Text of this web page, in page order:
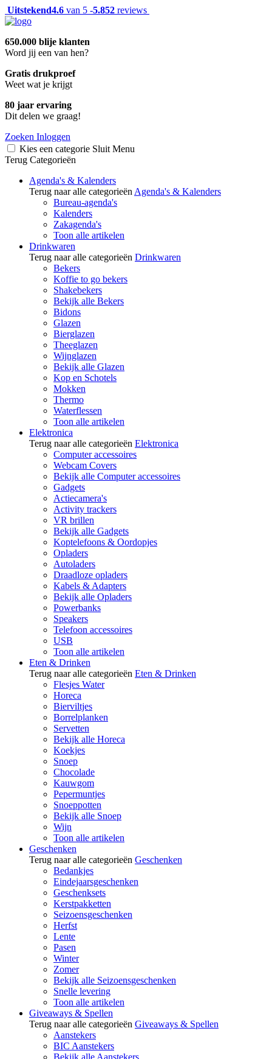
Uitstekend4.6 van 5 -5.852 reviews
650.000 blije klanten
Word jij een van hen?
Gratis drukproef
Weet wat je krijgt
80 jaar ervaring
Dit delen we graag!
Zoeken Inloggen
Kies een categorie Sluit Menu
Terug Categorieën
Agenda's & Kalenders
Terug naar alle categorieën Agenda's & Kalenders
Bureau-agenda's
Kalenders
Zakagenda's
Toon alle artikelen
Drinkwaren
Terug naar alle categorieën Drinkwaren
Bekers
Koffie to go bekers
Shakebekers
Bekijk alle Bekers
Bidons
Glazen
Bierglazen
Theeglazen
Wijnglazen
Bekijk alle Glazen
Kop en Schotels
Mokken
Thermo
Waterflessen
Toon alle artikelen
Elektronica
Terug naar alle categorieën Elektronica
Computer accessoires
Webcam Covers
Bekijk alle Computer accessoires
Gadgets
Actiecamera's
Activity trackers
VR brillen
Bekijk alle Gadgets
Koptelefoons & Oordopjes
Opladers
Autoladers
Draadloze opladers
Kabels & Adapters
Bekijk alle Opladers
Powerbanks
Speakers
Telefoon accessoires
USB
Toon alle artikelen
Eten & Drinken
Terug naar alle categorieën Eten & Drinken
Flesjes Water
Horeca
Bierviltjes
Borrelplanken
Servetten
Bekijk alle Horeca
Koekjes
Snoep
Chocolade
Kauwgom
Pepermuntjes
Snoeppotten
Bekijk alle Snoep
Wijn
Toon alle artikelen
Geschenken
Terug naar alle categorieën Geschenken
Bedankjes
Eindejaarsgeschenken
Geschenksets
Kerstpakketten
Seizoensgeschenken
Herfst
Lente
Pasen
Winter
Zomer
Bekijk alle Seizoensgeschenken
Snelle levering
Toon alle artikelen
Giveaways & Spellen
Terug naar alle categorieën Giveaways & Spellen
Aanstekers
BIC Aanstekers
Bekijk alle Aanstekers